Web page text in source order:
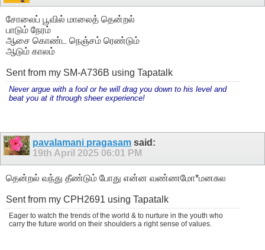
சோலைப் பூவில் மாலைத் தென்றல்
பாடும் நேரம்
ஆசை கொண்ட நெஞ்சம் ரெண்டும்
ஆடும் காலம்
Sent from my SM-A736B using Tapatalk
Never argue with a fool or he will drag you down to his level and
beat you at it through sheer experience!
pavalamani pragasam said:
19th April 2025 06:01 PM
தென்றல் வந்து தீண்டும் போது என்ன வண்ணமோ*மனசுல
Sent from my CPH2691 using Tapatalk
Eager to watch the trends of the world & to nurture in the youth who
carry the future world on their shoulders a right sense of values.